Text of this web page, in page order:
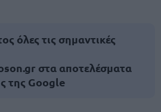
όλες τις σημαντικές
στα αποτελέσματα
της Google